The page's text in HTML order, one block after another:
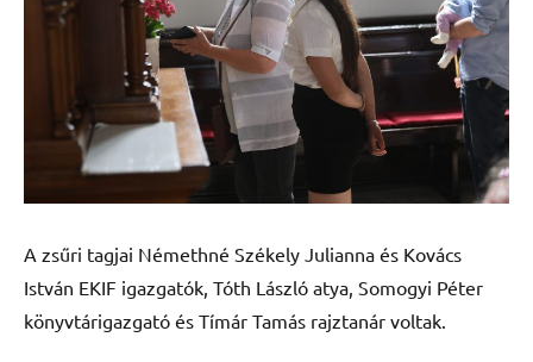
A zsűri tagjai Némethné Székely Julianna és Kovács
István EKIF igazgatók, Tóth László atya, Somogyi Péter
könyvtárigazgató és Tímár Tamás rajztanár voltak.